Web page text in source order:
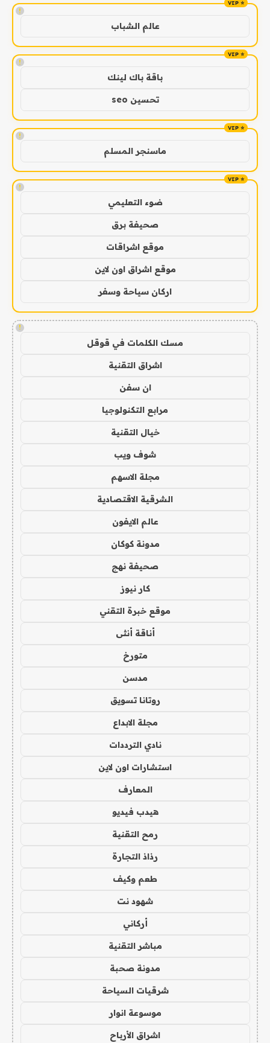
!
عالم الشباب
!
باقة باك لينك
تحسين seo
!
ماسنجر المسلم
!
ضوء التعليمي
صحيفة برق
موقع اشراقات
موقع اشراق اون لاين
اركان سياحة وسفر
!
مسك الكلمات في قوقل
اشراق التقنية
ان سفن
مرابع التكنولوجيا
خيال التقنية
شوف ويب
مجلة الاسهم
الشرقية الاقتصادية
عالم الايفون
مدونة كوكان
صحيفة نهج
كار نيوز
موقع خبرة التقني
أناقة أنثى
متورخ
مدسن
روتانا تسويق
مجلة الابداع
نادي الترددات
استشارات اون لاين
المعارف
هيدب فيديو
رمح التقنية
رذاذ التجارة
طعم وكيف
شهود نت
أركاني
مباشر التقنية
مدونة صحبة
شرقيات السياحة
موسوعة انوار
اشراق الأرباح